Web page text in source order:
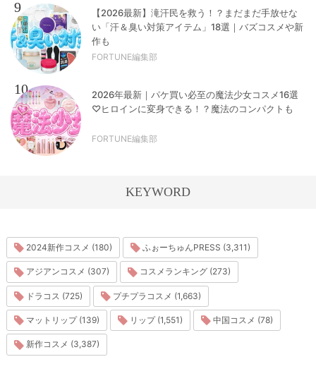
9
【2026最新】滝汗民を救う！？まだまだ手放せな
い「汗＆臭い対策アイテム」18選｜バズコスメや新
作も
FORTUNE編集部
10
2026年最新｜パケ買い必至の魔法少女コスメ16選
♡ヒロインに変身できる！？魔法のコンパクトも
FORTUNE編集部
KEYWORD
2024新作コスメ (180) ふぉーちゅんPRESS (3,311)
アジアンコスメ (307) コスメランキング (273)
ドラコス (725) プチプラコスメ (1,663)
マットリップ (139) リップ (1,551) 中国コスメ (78)
新作コスメ (3,387)